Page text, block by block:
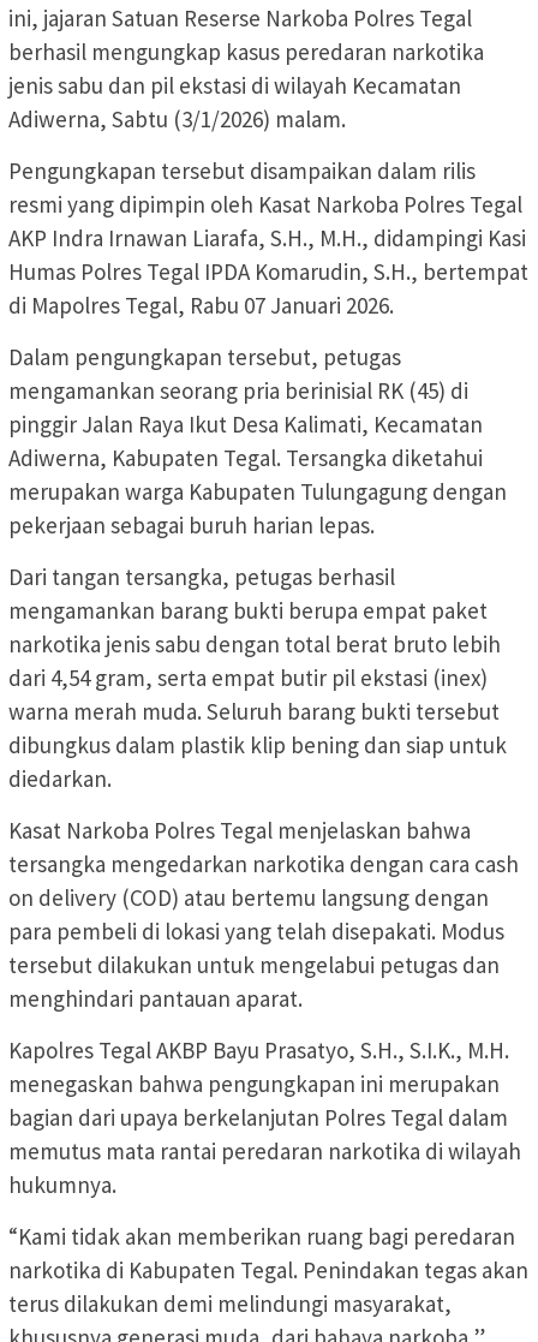
ini, jajaran Satuan Reserse Narkoba Polres Tegal
berhasil mengungkap kasus peredaran narkotika
jenis sabu dan pil ekstasi di wilayah Kecamatan
Adiwerna, Sabtu (3/1/2026) malam.
Pengungkapan tersebut disampaikan dalam rilis
resmi yang dipimpin oleh Kasat Narkoba Polres Tegal
AKP Indra Irnawan Liarafa, S.H., M.H., didampingi Kasi
Humas Polres Tegal IPDA Komarudin, S.H., bertempat
di Mapolres Tegal, Rabu 07 Januari 2026.
Dalam pengungkapan tersebut, petugas
mengamankan seorang pria berinisial RK (45) di
pinggir Jalan Raya Ikut Desa Kalimati, Kecamatan
Adiwerna, Kabupaten Tegal. Tersangka diketahui
merupakan warga Kabupaten Tulungagung dengan
pekerjaan sebagai buruh harian lepas.
Dari tangan tersangka, petugas berhasil
mengamankan barang bukti berupa empat paket
narkotika jenis sabu dengan total berat bruto lebih
dari 4,54 gram, serta empat butir pil ekstasi (inex)
warna merah muda. Seluruh barang bukti tersebut
dibungkus dalam plastik klip bening dan siap untuk
diedarkan.
Kasat Narkoba Polres Tegal menjelaskan bahwa
tersangka mengedarkan narkotika dengan cara cash
on delivery (COD) atau bertemu langsung dengan
para pembeli di lokasi yang telah disepakati. Modus
tersebut dilakukan untuk mengelabui petugas dan
menghindari pantauan aparat.
Kapolres Tegal AKBP Bayu Prasatyo, S.H., S.I.K., M.H.
menegaskan bahwa pengungkapan ini merupakan
bagian dari upaya berkelanjutan Polres Tegal dalam
memutus mata rantai peredaran narkotika di wilayah
hukumnya.
“Kami tidak akan memberikan ruang bagi peredaran
narkotika di Kabupaten Tegal. Penindakan tegas akan
terus dilakukan demi melindungi masyarakat,